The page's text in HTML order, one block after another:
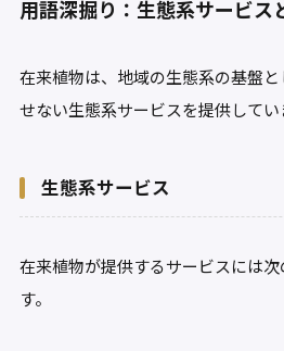
用語深掘り：生態系サービス
在来植物は、地域の生態系の基盤
せない生態系サービスを提供してい
生態系サービス
在来植物が提供するサービスには
す。